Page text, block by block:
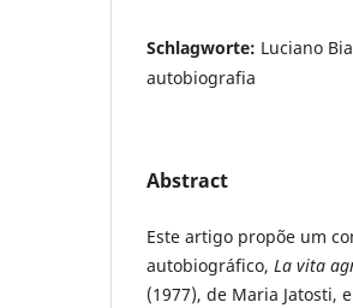
Schlagworte: Luciano
autobiografia
Abstract
Este artigo propõe um
autobiográfico, La vita
(1977), de Maria Jatosti,